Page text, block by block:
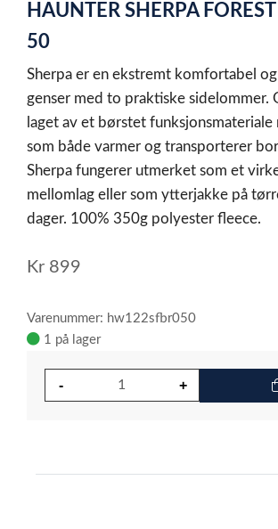
of
1
HAUNTER SHERPA
50
Sherpa er en ekstremt komfortabel
genser med to praktiske sidelommer.
laget av et børstet funksjonsmateriale
som både varmer og transporterer
Sherpa fungerer utmerket som et
mellomlag eller som ytterjakke på
dager. 100% 350g polyester fleece.
Kr 899
Varenummer: hw122sfbr050
1 på lager